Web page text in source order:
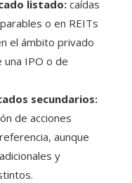
listado: caídas
o en REITs
el ámbito privado
una IPO o de
secundarios:
de acciones
aunque
y